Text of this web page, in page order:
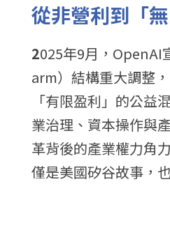
從非營利到「
2025年9月，OpenAI
arm）結構重大調整
「有限盈利」的公
業治理、資本操作與
革背後的產業權力角
僅是美國矽谷故事，